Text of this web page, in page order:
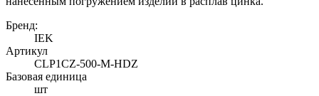
Бренд:
IEK
Артикул
CLP1CZ-500-M-HDZ
Базовая единица
шт